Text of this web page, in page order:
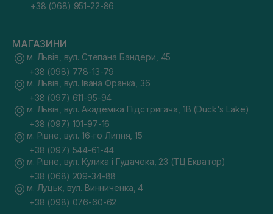
+38 (068) 951-22-86
МАГАЗИНИ
м. Львів, вул. Степана Бандери, 45
+38 (098) 778-13-79
м. Львів, вул. Івана Франка, 36
+38 (097) 611-95-94
м. Львів, вул. Академіка Підстригача, 1В (Duck's Lake)
+38 (097) 101-97-16
м. Рівне, вул. 16-го Липня, 15
+38 (097) 544-61-44
м. Рівне, вул. Кулика і Гудачека, 23 (ТЦ Екватор)
+38 (068) 209-34-88
м. Луцьк, вул. Винниченка, 4
+38 (098) 076-60-62